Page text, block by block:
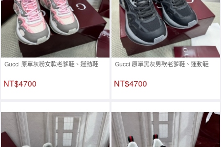
Gucci 原單灰粉女款老爹鞋、運動鞋
NT$4700
Gucci 原單黑灰男款老爹鞋、運動鞋
NT$4700